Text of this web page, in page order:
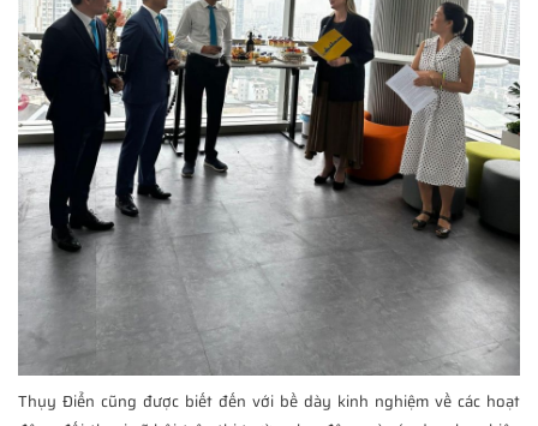
Thụy Điển cũng được biết đến với bề dày kinh nghiệm về các hoạt